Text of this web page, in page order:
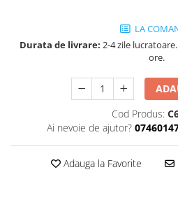
Prajituri Fabrica de Amandine
Prajitura ingerilor
Prajituri Red Collection
Prajituri cafea
LA
Durata de livrare: 2-4 zile
ore.
Cod Produs:
Ai nevoie de ajutor?
Adauga la Favorite